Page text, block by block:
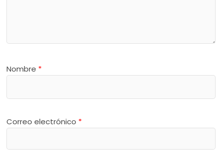
Nombre *
Correo electrónico *